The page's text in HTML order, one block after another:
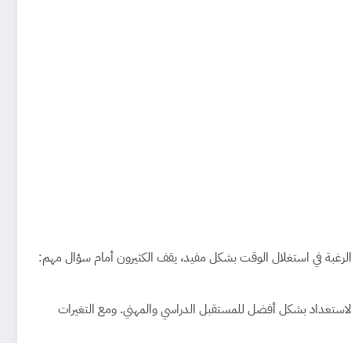
في استغلال الوقت بشكل مفيد، يقف الكثيرون أمام سؤال مهم:
بشكل أفضل للمستقبل الدراسي والمهني. ومع التغيرات